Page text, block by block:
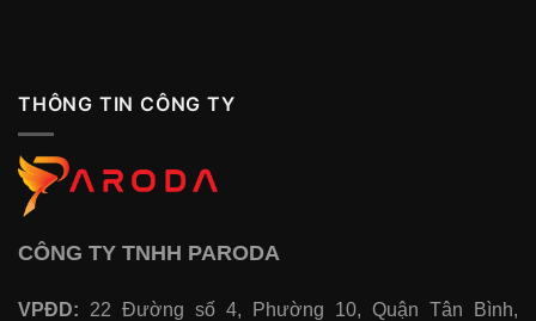
THÔNG TIN CÔNG TY
CÔNG TY TNHH PARODA
VPĐD: 22 Đường số 4, Phường 10, Quận Tân Bình,